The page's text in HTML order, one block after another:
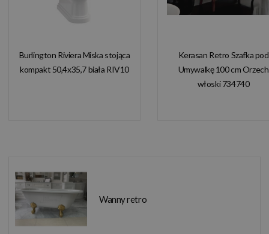
Burlington Riviera Miska stojąca
kompakt 50,4x35,7 biała RIV10
Kerasan Retro Szafka pod
Umywalkę 100 cm Orzech
włoski 734740
Wanny retro